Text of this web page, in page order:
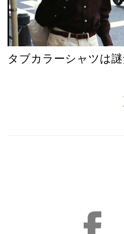
タブカラーシャツは謎